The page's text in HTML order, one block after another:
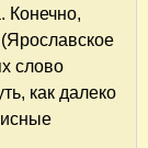
Конечно,
слово
как далеко